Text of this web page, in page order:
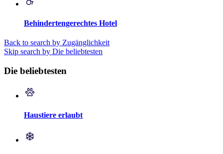
Behindertengerechtes Hotel
Back to search by Zugänglichkeit
Skip search by Die beliebtesten
Die beliebtesten
Haustiere erlaubt